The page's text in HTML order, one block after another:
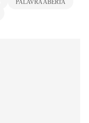
PALAVRA ABERTA